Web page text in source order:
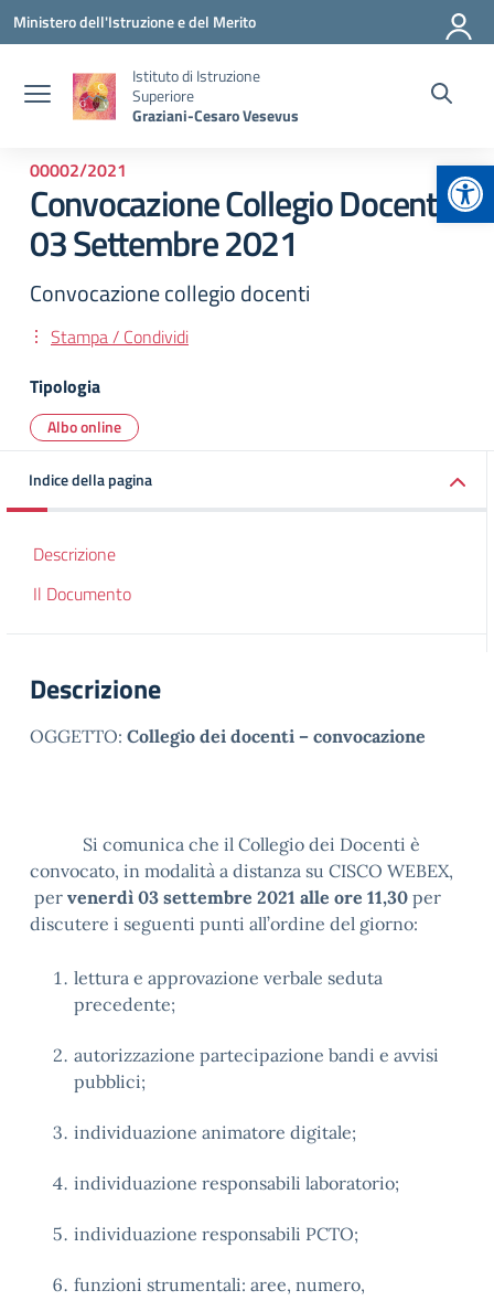
Vai ai contenuti
Vai al menu di navigazione
Vai al footer
Ministero dell'Istruzione e del Merito
Istituto di Istruzione
Superiore
Graziani-Cesaro Vesevus
00002/2021
Convocazione Collegio Docenti
03 Settembre 2021
Convocazione collegio docenti
Stampa / Condividi
Tipologia
Albo online
Indice della pagina
Descrizione
Il Documento
Descrizione
OGGETTO: Collegio dei docenti – convocazione
Si comunica che il Collegio dei Docenti è
convocato, in modalità a distanza su CISCO WEBEX,
per venerdì 03 settembre 2021 alle ore 11,30 per
discutere i seguenti punti all’ordine del giorno:
lettura e approvazione verbale seduta
precedente;
autorizzazione partecipazione bandi e avvisi
pubblici;
individuazione animatore digitale;
individuazione responsabili laboratorio;
individuazione responsabili PCTO;
funzioni strumentali: aree, numero,